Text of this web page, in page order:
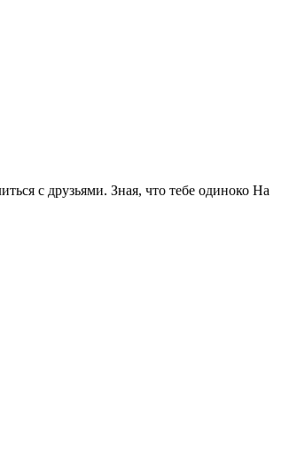
с друзьями. Зная, что тебе одиноко На